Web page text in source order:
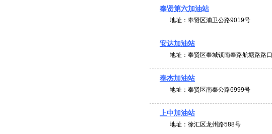
奉贤第六加油站
地址： 奉贤区浦卫公路9019号
安达加油站
地址： 奉贤区奉城镇南奉路航塘路路口
奉杰加油站
地址： 奉贤区南奉公路6999号
上中加油站
地址： 徐汇区龙州路588号